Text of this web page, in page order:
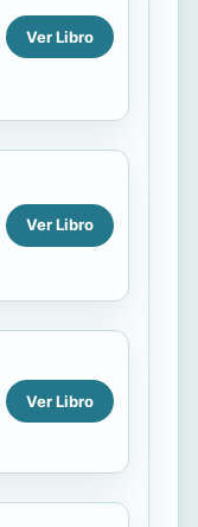
Ver Libro
Ver Libro
Ver Libro